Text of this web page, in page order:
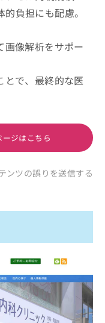
負担にも配慮。
画像解析をサポー
とで、最終的な医
ジはこちら
ンツの誤りを送信する